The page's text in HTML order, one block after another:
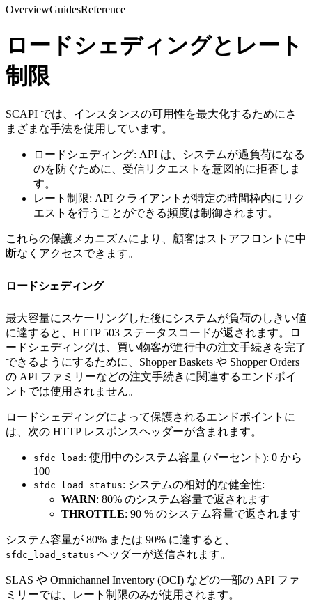
OverviewGuidesReference
ロードシェディングとレート
制限
SCAPI では、インスタンスの可用性を最大化するためにさ
まざまな手法を使用しています。
ロードシェディング: API は、システムが過負荷になる
のを防ぐために、受信リクエストを意図的に拒否しま
す。
レート制限: API クライアントが特定の時間枠内にリク
エストを行うことができる頻度は制御されます。
これらの保護メカニズムにより、顧客はストアフロントに中
断なくアクセスできます。
ロードシェディング
最大容量にスケーリングした後にシステムが負荷のしきい値
に達すると、HTTP 503 ステータスコードが返されます。ロ
ードシェディングは、買い物客が進行中の注文手続きを完了
できるようにするために、Shopper Baskets や Shopper Orders
の API ファミリーなどの注文手続きに関連するエンドポイ
ントでは使用されません。
ロードシェディングによって保護されるエンドポイントに
は、次の HTTP レスポンスヘッダーが含まれます。
sfdc_load : 使用中のシステム容量 (パーセント): 0 から
100
sfdc_load_status: システムの相対的な健全性:
WARN: 80% のシステム容量で返されます
THROTTLE: 90 % のシステム容量で返されます
システム容量が 80% または 90% に達すると、
sfdc_load_status ヘッダーが送信されます。
SLAS や Omnichannel Inventory (OCI) などの一部の API ファ
ミリーでは、レート制限のみが使用されます。